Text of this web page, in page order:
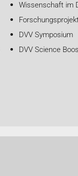
Wissenschaft im
DVV Symposium
DVV Science